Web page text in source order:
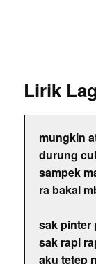
Lirik
mungkin
durung
sampek
ra bakal
sak pinter
sak rapi
aku tetep